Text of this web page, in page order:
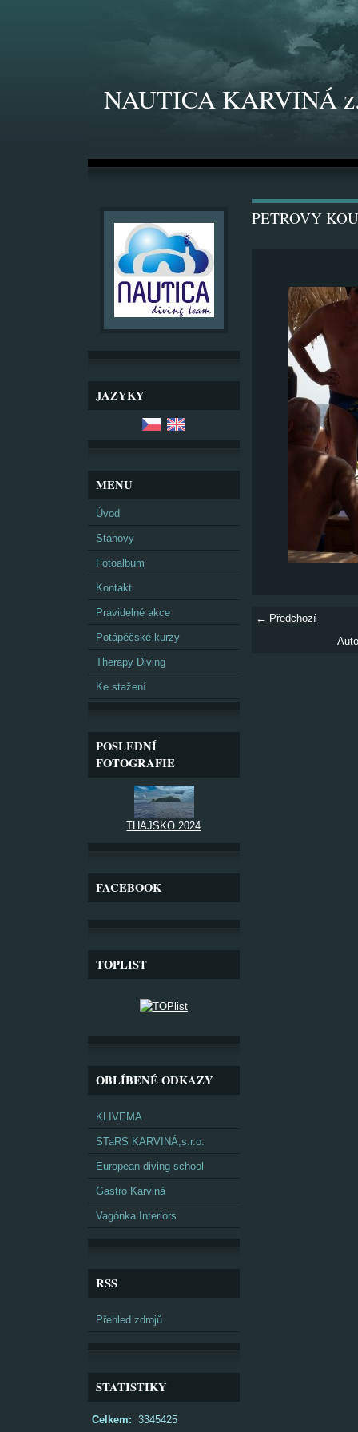
NAUTICA KARVINÁ
JAZYKY
MENU
Úvod
Stanovy
Fotoalbum
Kontakt
Pravidelné akce
Potápěčské kurzy
Therapy Diving
Ke stažení
POSLEDNÍ
FOTOGRAFIE
THAJSKO 2024
FACEBOOK
TOPLIST
OBLÍBENÉ ODKAZY
KLIVEMA
STaRS KARVINÁ,s.r.o.
European diving school
Gastro Karviná
Vagónka Interiors
RSS
Přehled zdrojů
STATISTIKY
Celkem: 3345425
PETROVY
← Předchozí